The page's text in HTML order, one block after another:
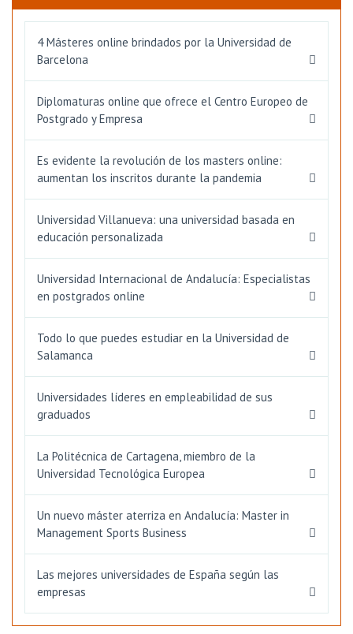
4 Másteres online brindados por la Universidad de
Barcelona
Diplomaturas online que ofrece el Centro Europeo de
Postgrado y Empresa
Es evidente la revolución de los masters online:
aumentan los inscritos durante la pandemia
Universidad Villanueva: una universidad basada en
educación personalizada
Universidad Internacional de Andalucía: Especialistas
en postgrados online
Todo lo que puedes estudiar en la Universidad de
Salamanca
Universidades líderes en empleabilidad de sus
graduados
La Politécnica de Cartagena, miembro de la
Universidad Tecnológica Europea
Un nuevo máster aterriza en Andalucía: Master in
Management Sports Business
Las mejores universidades de España según las
empresas